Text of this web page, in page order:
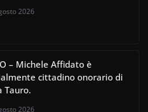
2026
– Michele Affidato è
cittadino onorario di
Tauro.
2026